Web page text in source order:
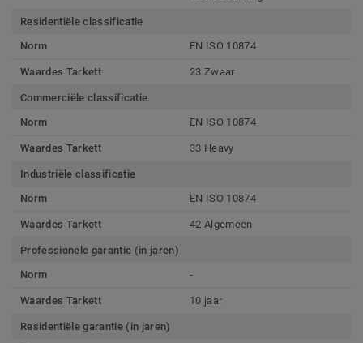
Residentiële classificatie
Norm
EN ISO 10874
Waardes Tarkett 23 Zwaar
Commerciële classificatie
Norm
EN ISO 10874
Waardes Tarkett 33 Heavy
Industriële classificatie
Norm
EN ISO 10874
Waardes Tarkett 42 Algemeen
Professionele garantie (in jaren)
Norm
-
Waardes Tarkett 10 jaar
Residentiële garantie (in jaren)